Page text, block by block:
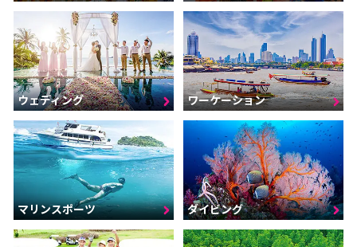
ウェディング ワーケーション
マリンスポーツ ダイビング